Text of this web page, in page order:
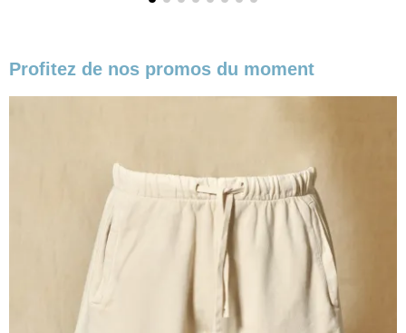
Profitez de nos promos du moment